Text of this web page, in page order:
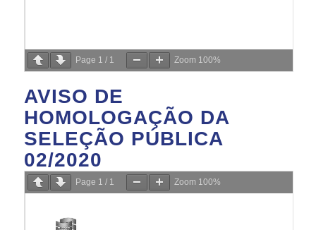
Page 1 / 1 Zoom 100%
AVISO DE
HOMOLOGAÇÃO DA
SELEÇÃO PÚBLICA
02/2020
Page 1 / 1 Zoom 100%